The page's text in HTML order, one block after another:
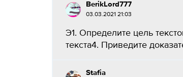
BerikLord777
03.03.2021 21:03
Э1. Определите цель
текста4. Приведите
Stafia